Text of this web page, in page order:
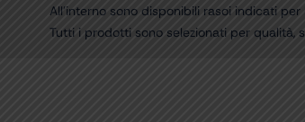
All’interno sono disponibili rasoi indicati
Tutti i prodotti sono selezionati per qualità,